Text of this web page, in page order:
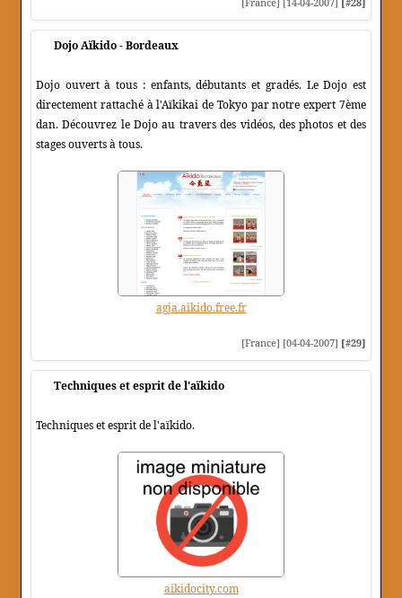
Dojo Aïkido - Bordeaux
Dojo ouvert à tous : enfants, débutants et gradés. Le Dojo est
directement rattaché à l'Aïkikai de Tokyo par notre expert 7ème
dan. Découvrez le Dojo au travers des vidéos, des photos et des
stages ouverts à tous.
agja.aikido.free.fr
[France] [04-04-2007] [#29]
Techniques et esprit de l'aïkido
Techniques et esprit de l'aïkido.
aikidocity.com